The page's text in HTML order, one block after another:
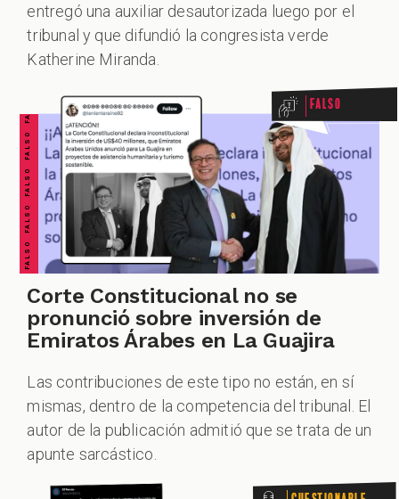
entregó una auxiliar desautorizada luego por el
tribunal y que difundió la congresista verde
Katherine Miranda.
FALSO FALSO FALSO FALSO FALSO FALSO FALSO Falso
Corte Constitucional no se
pronunció sobre inversión de
Emiratos Árabes en La Guajira
Las contribuciones de este tipo no están, en sí
mismas, dentro de la competencia del tribunal. El
autor de la publicación admitió que se trata de un
apunte sarcástico.